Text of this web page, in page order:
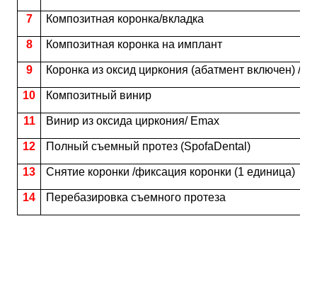
7 Композитная коронка/вкладка
8 Композитная коронка на имплант
9 Коронка из оксид циркония (абатмент включен) /
10 Композитный винир
11 Винир из оксида циркония/ Emax
12 Полный съемный протез (SpofaDental )
13 Снятие коронки /фиксация коронки (1 единица)
14 Перебазировка съемного протеза